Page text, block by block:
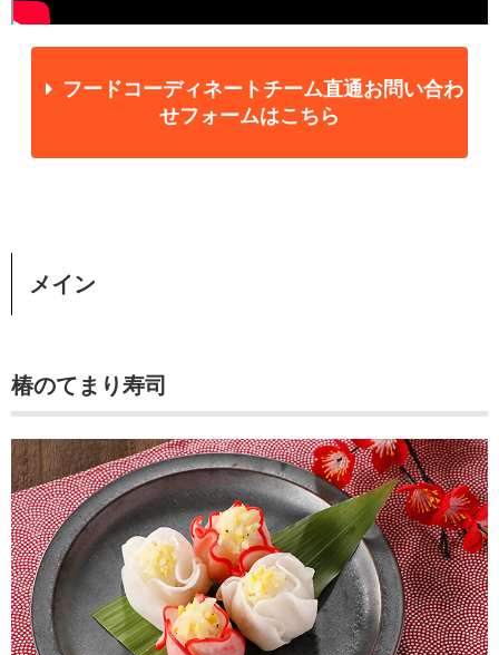
フードコーディネートチーム直通お問い合わ
せフォームはこちら
メイン
椿のてまり寿司